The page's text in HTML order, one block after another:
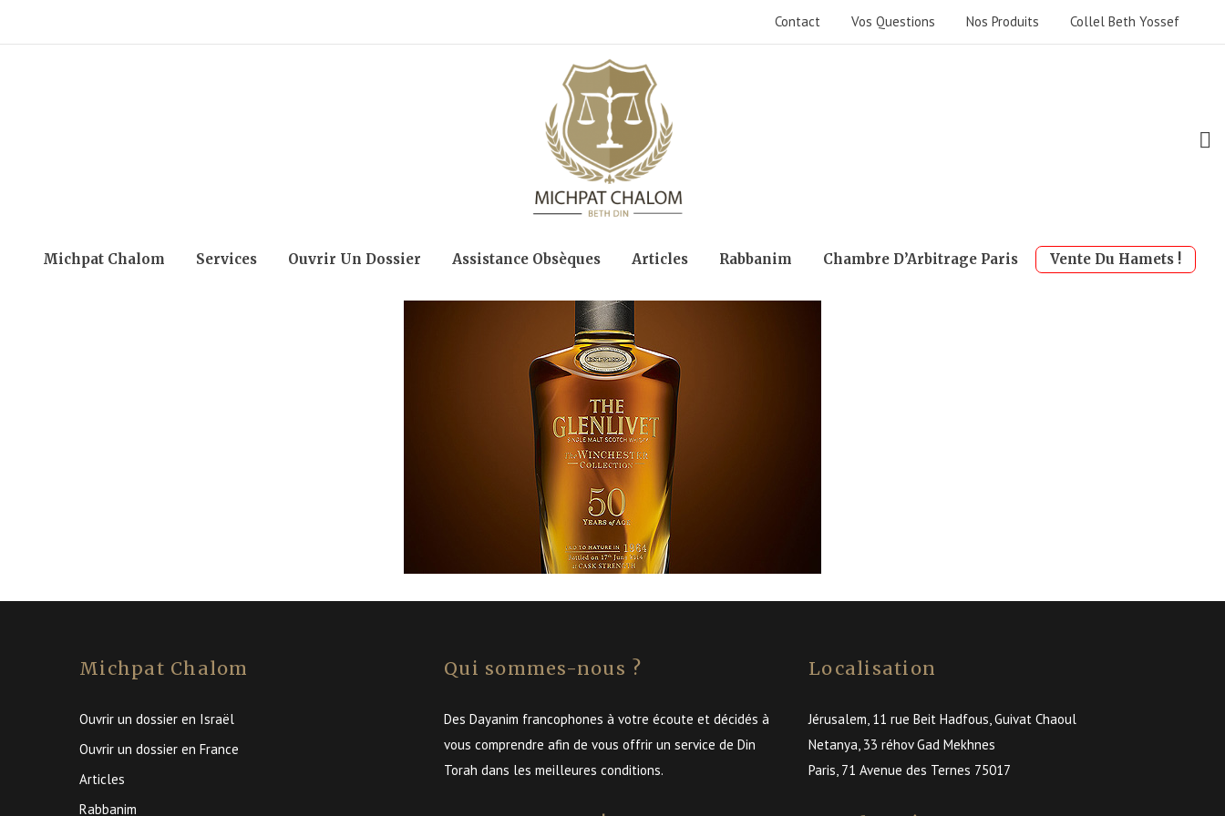
Contact Vos Questions Nos Produits Collel Beth Yossef
Michpat Chalom Services Ouvrir Un Dossier Assistance Obsèques Articles Rabbanim Chambre D’Arbitrage Paris Vente Du Hamets !
Michpat Chalom
Ouvrir un dossier en Israël
Ouvrir un dossier en France
Articles
Rabbanim
Qui sommes-nous ?
Des Dayanim francophones à votre écoute et décidés à
vous comprendre afin de vous offrir un service de Din
Torah dans les meilleures conditions.
Localisation
Jérusalem, 11 rue Beit Hadfous, Guivat Chaoul
Netanya, 33 réhov Gad Mekhnes
Paris, 71 Avenue des Ternes 75017